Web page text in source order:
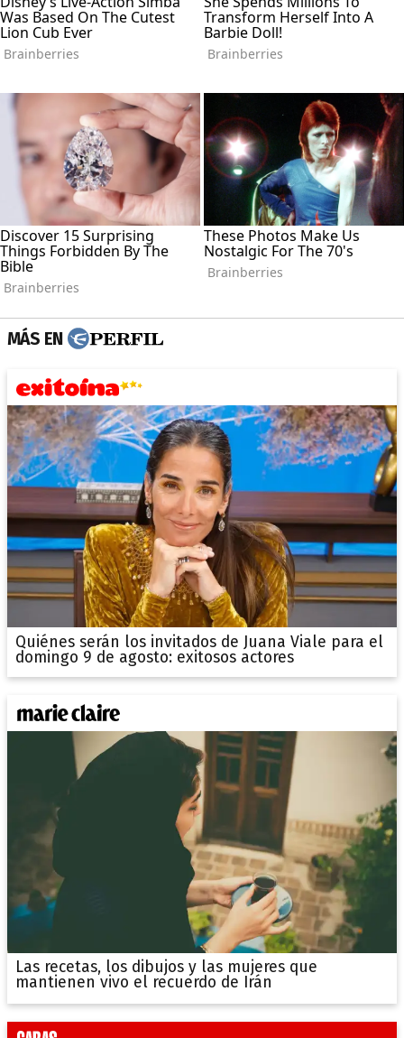
MÁS EN
Quiénes serán los invitados de Juana Viale para el
domingo 9 de agosto: exitosos actores
Las recetas, los dibujos y las mujeres que
mantienen vivo el recuerdo de Irán